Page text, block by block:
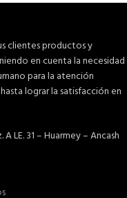
clientes productos y
en cuenta la necesidad
para la atención
lograr la satisfacción en
LE. 31 – Huarmey – Ancash